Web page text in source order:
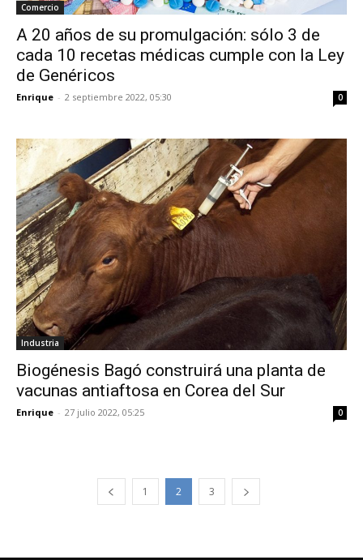
Comercio
A 20 años de su promulgación: sólo 3 de
cada 10 recetas médicas cumple con la Ley
de Genéricos
Enrique - 2 septiembre 2022, 05:30 0
Industria
Biogénesis Bagó construirá una planta de
vacunas antiaftosa en Corea del Sur
Enrique - 27 julio 2022, 05:25 0
1 2 3